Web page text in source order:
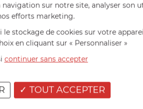
AU CHOIX
CLIENT
Vous avez acheté
sur notre site, analyser son
efforts marketing.
stockage de cookies sur votre
en cliquant sur « Personnaliser »
continuer sans accepter
TOUT ACCEPTER